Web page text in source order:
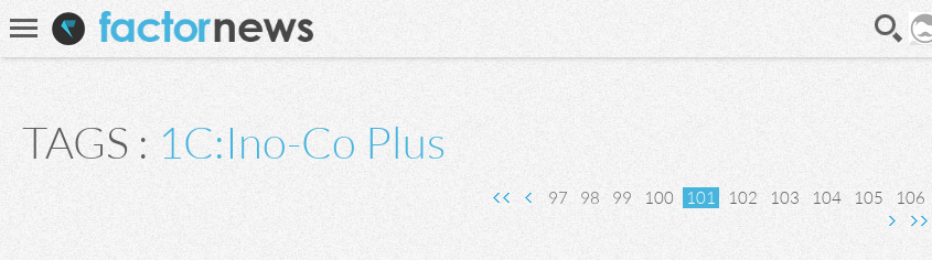
TAGS : 1C:Ino-Co Plus
97 98 99 100 101 102 103 104 105
106